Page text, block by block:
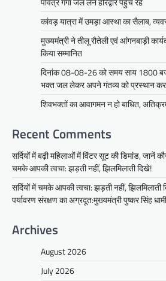
कांवड़ यात्रा में उमड़ा आस्था का सैलाब,
मुख्यमंत्री ने तीलू रौतेली एवं आंगनबाड़ी
किया सम्मानित
दिनांक 08-08-26 को समय साय 1800
भक्त जल लेकर अपने गंतव्य को प्रस्थान
शिवभक्तों का आवागमन न हो बाधित,
Recent Comments
सर्दियों में बढ़ी महिलाओं में विंटर सूट की डिमांड, जानें
चमके आपकी त्वचा: झड़ती नहीं, झिलमिलाती दिखे!
सर्दियों में चमके आपकी त्वचा: झड़ती नहीं, झिलमिलाती
पर्यावरण संरक्षण का अग्रदूत:मुख्यमंत्री पुष्कर सिंह धामी
Archives
August 2026
July 2026